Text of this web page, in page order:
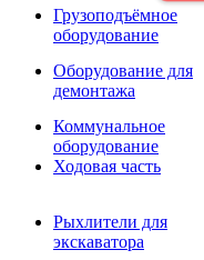
Грузоподъёмное
оборудование
Оборудование для
демонтажа
Коммунальное
оборудование
Ходовая часть
Рыхлители для
экскаватора